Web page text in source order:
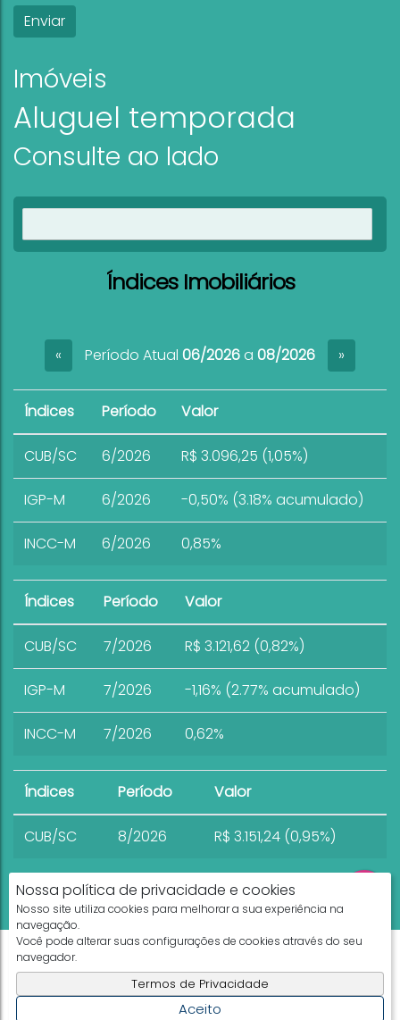
Nossa política de privacidade e cookies
Nosso site utiliza cookies para melhorar a sua experiência na
navegação.
Você pode alterar suas configurações de cookies através do seu
navegador.
Termos de Privacidade
Aceito
Imóveis
Aluguel temporada
Consulte ao lado
Índices Imobiliários
« Período Atual 06/2026a 08/2026 »
Índices Período Valor
CUB/SC 6/2026 R$ 3.096,25 (1,05%)
IGP-M 6/2026 -0,50% (3.18% acumulado)
INCC-M 6/2026 0,85%
Índices Período Valor
CUB/SC 7/2026 R$ 3.121,62 (0,82%)
IGP-M 7/2026 -1,16% (2.77% acumulado)
INCC-M 7/2026 0,62%
Índices Período Valor
CUB/SC 8/2026 R$ 3.151,24 (0,95%)
Apresenta.me ~ Plataforma Imobiliária
Copyright © 2026 ~ 0.0000s